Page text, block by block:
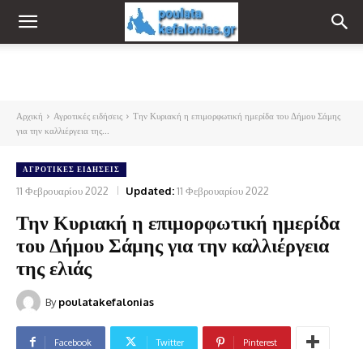
Αρχική Αγροτικές ειδήσεις
Την Κυριακή η επιμορφωτική ημερίδα του Δήμου Σάμης
για την καλλιέργεια της...
ΑΓΡΟΤΙΚΈΣ ΕΙΔΉΣΕΙΣ
11 Φεβρουαρίου 2022 Updated:11 Φεβρουαρίου 2022
Την Κυριακή η επιμορφωτική ημερίδα
του Δήμου Σάμης για την καλλιέργεια
της ελιάς
By poulatakefalonias
Facebook Twitter Pinterest